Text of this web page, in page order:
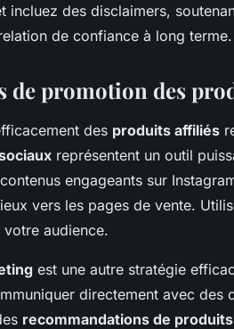
incluez des disclaimers,
de confiance à long terme.
de promotion des
des produits affiliés
représentent un outil
engageants sur
vers les pages de vente.
audience.
est une autre stratégie
directement avec des
recommandations de produits